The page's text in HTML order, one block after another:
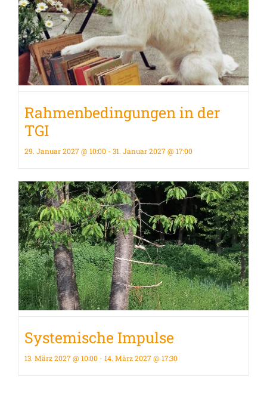
Rahmenbedingungen in der
TGI
29. Januar 2027 @ 10:00 - 31. Januar 2027 @ 17:00
Systemische Impulse
13. März 2027 @ 10:00 - 14. März 2027 @ 17:30